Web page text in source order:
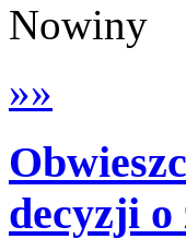
Nowiny
»»
decyzji